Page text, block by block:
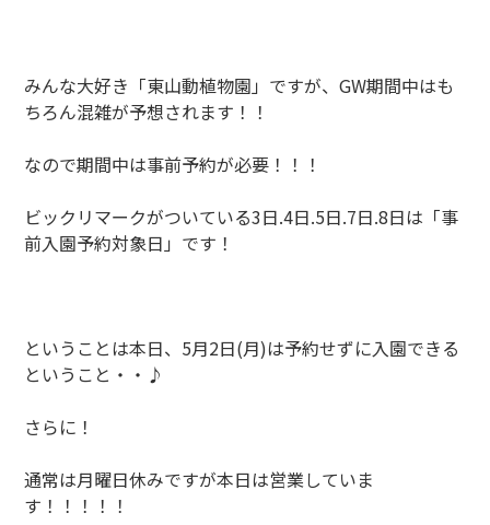
みんな大好き「東山動植物園」ですが、GW期間中はも
ちろん混雑が予想されます！！
なので期間中は事前予約が必要！！！
ビックリマークがついている3日.4日.5日.7日.8日は「事
前入園予約対象日」です！
ということは本日、5月2日(月)は予約せずに入園できる
ということ・・♪
さらに！
通常は月曜日休みですが本日は営業していま
す！！！！！